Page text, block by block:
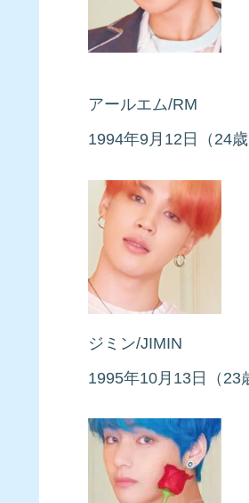
アールエム/RM
1994年9月12日（24
ジミン/JIMIN
1995年10月13日（23